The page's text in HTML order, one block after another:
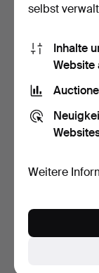
CHINESISCHE
ALE, 2 TEE-S…
Beendet 6. Aug
7 Gebote
selbst
Inhalte
Website
Weitere